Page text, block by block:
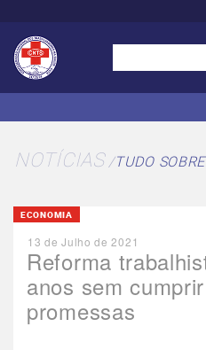
NOTÍCIAS TUDO
Reforma
anos sem
promessas
ECONOMIA
13 de Julho de 2021